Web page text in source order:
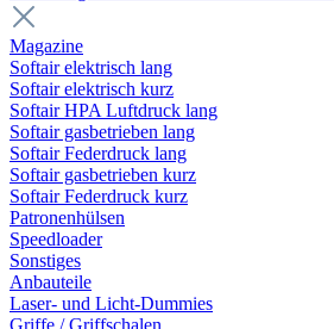
Magazine
Softair elektrisch lang
Softair elektrisch kurz
Softair HPA Luftdruck lang
Softair gasbetrieben lang
Softair Federdruck lang
Softair gasbetrieben kurz
Softair Federdruck kurz
Patronenhülsen
Speedloader
Sonstiges
Anbauteile
Laser- und Licht-Dummies
Griffe / Griffschalen